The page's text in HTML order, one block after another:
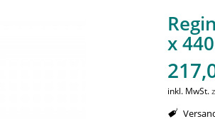
x
inkl. MwSt.